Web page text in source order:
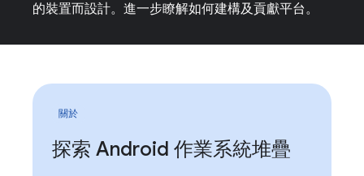
的裝置而設計。進一步瞭解如何建構及貢獻平台。
關於
探索 Android 作業系統堆疊